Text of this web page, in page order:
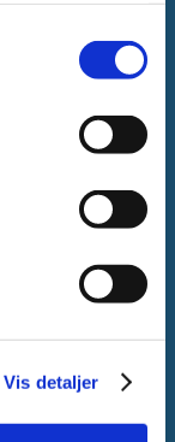
Vis detaljer